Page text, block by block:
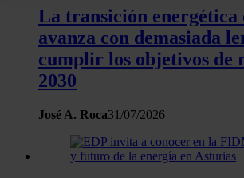
la Declaración de cookies.
Las cookies de este sitio web se usan
y los anuncios, ofrecer funciones de
tráfico. Además, compartimos
análisis web, quienes pueden
haya proporcionado o que hayan
hecho de sus servicios.
La transición energética
avanza con demasiada
cumplir los objetivos de
2030
José A. Roca31/07/2026